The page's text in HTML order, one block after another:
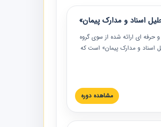
اسناد و مدارک پیمان»
حرفه‏ ای ارائه شده از سوی گروه
اسناد و مدارک پیمان» است که
مشاهده دوره